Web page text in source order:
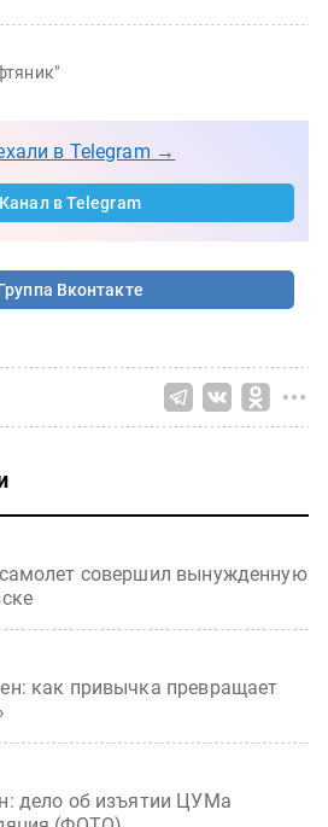
в Telegram →
Канал в Telegram
Вконтакте
совершил вынужденную
как привычка превращает
дело об изъятии ЦУМа